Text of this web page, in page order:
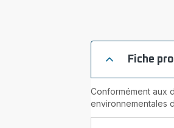
Fiche
Conformément aux
environnementales